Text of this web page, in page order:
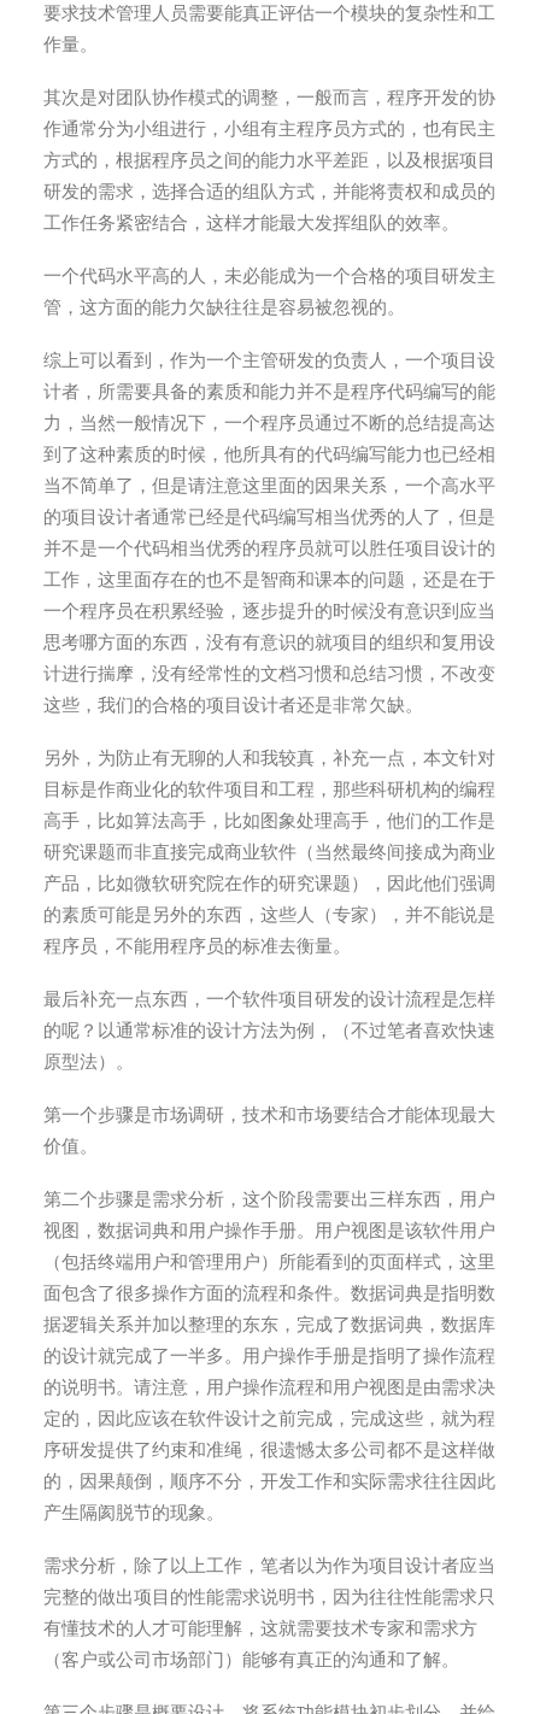
要求技术管理人员需要能真正评估一个模块的复杂性和工
作量。
其次是对团队协作模式的调整，一般而言，程序开发的协
作通常分为小组进行，小组有主程序员方式的，也有民主
方式的，根据程序员之间的能力水平差距，以及根据项目
研发的需求，选择合适的组队方式，并能将责权和成员的
工作任务紧密结合，这样才能最大发挥组队的效率。
一个代码水平高的人，未必能成为一个合格的项目研发主
管，这方面的能力欠缺往往是容易被忽视的。
综上可以看到，作为一个主管研发的负责人，一个项目设
计者，所需要具备的素质和能力并不是程序代码编写的能
力，当然一般情况下，一个程序员通过不断的总结提高达
到了这种素质的时候，他所具有的代码编写能力也已经相
当不简单了，但是请注意这里面的因果关系，一个高水平
的项目设计者通常已经是代码编写相当优秀的人了，但是
并不是一个代码相当优秀的程序员就可以胜任项目设计的
工作，这里面存在的也不是智商和课本的问题，还是在于
一个程序员在积累经验，逐步提升的时候没有意识到应当
思考哪方面的东西，没有有意识的就项目的组织和复用设
计进行揣摩，没有经常性的文档习惯和总结习惯，不改变
这些，我们的合格的项目设计者还是非常欠缺。
另外，为防止有无聊的人和我较真，补充一点，本文针对
目标是作商业化的软件项目和工程，那些科研机构的编程
高手，比如算法高手，比如图象处理高手，他们的工作是
研究课题而非直接完成商业软件（当然最终间接成为商业
产品，比如微软研究院在作的研究课题），因此他们强调
的素质可能是另外的东西，这些人（专家），并不能说是
程序员，不能用程序员的标准去衡量。
最后补充一点东西，一个软件项目研发的设计流程是怎样
的呢？以通常标准的设计方法为例，（不过笔者喜欢快速
原型法）。
第一个步骤是市场调研，技术和市场要结合才能体现最大
价值。
第二个步骤是需求分析，这个阶段需要出三样东西，用户
视图，数据词典和用户操作手册。用户视图是该软件用户
（包括终端用户和管理用户）所能看到的页面样式，这里
面包含了很多操作方面的流程和条件。数据词典是指明数
据逻辑关系并加以整理的东东，完成了数据词典，数据库
的设计就完成了一半多。用户操作手册是指明了操作流程
的说明书。请注意，用户操作流程和用户视图是由需求决
定的，因此应该在软件设计之前完成，完成这些，就为程
序研发提供了约束和准绳，很遗憾太多公司都不是这样做
的，因果颠倒，顺序不分，开发工作和实际需求往往因此
产生隔阂脱节的现象。
需求分析，除了以上工作，笔者以为作为项目设计者应当
完整的做出项目的性能需求说明书，因为往往性能需求只
有懂技术的人才可能理解，这就需要技术专家和需求方
（客户或公司市场部门）能够有真正的沟通和了解。